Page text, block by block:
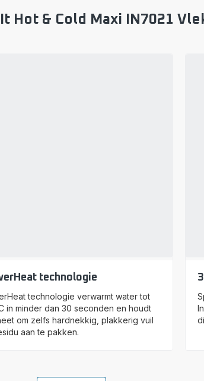
Hot & Cold Maxi IN7021
technologie
technologie verwarmt water tot
in minder dan 30 seconden en houdt
om zelfs hardnekkig, plakkerig vuil
aan te pakken.